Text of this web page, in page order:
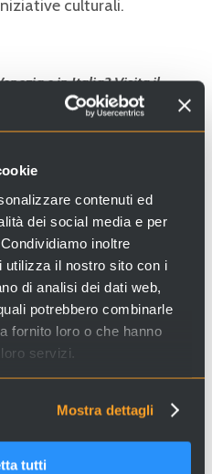
contenuti ed
dei social media e per
inoltre
utilizza il nostro sito con i
di analisi dei dati web,
potrebbero combinarle
fornito loro o che hanno
servizi.
Mostra dettagli
tutti
culturali.
e in Italia? Visita il
le nostre proposte!